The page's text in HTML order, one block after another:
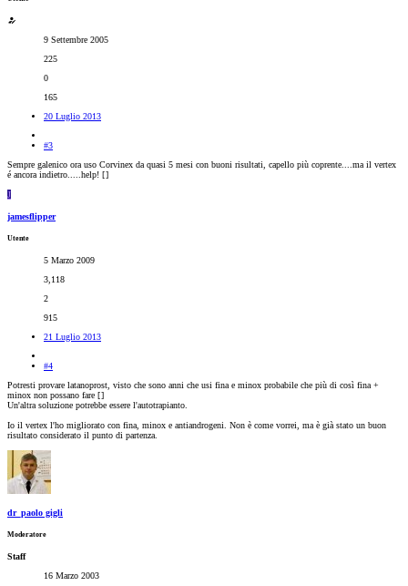
9 Settembre 2005
225
0
165
20 Luglio 2013
#3
Sempre galenico ora uso Corvinex da quasi 5 mesi con buoni risultati, capello più coprente....ma il vertex
é ancora indietro.....help! []
J
jamesflipper
Utente
5 Marzo 2009
3,118
2
915
21 Luglio 2013
#4
Potresti provare latanoprost, visto che sono anni che usi fina e minox probabile che più di così fina +
minox non possano fare []
Un'altra soluzione potrebbe essere l'autotrapianto.
Io il vertex l'ho migliorato con fina, minox e antiandrogeni. Non è come vorrei, ma è già stato un buon
risultato considerato il punto di partenza.
dr_paolo gigli
Moderatore
Staff
16 Marzo 2003